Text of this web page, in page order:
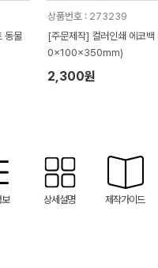
동물
상품번호 : 273239
[주문제작] 컬러인쇄 에코
0x100x350mm)
2,300원
상세설명 제작가이드